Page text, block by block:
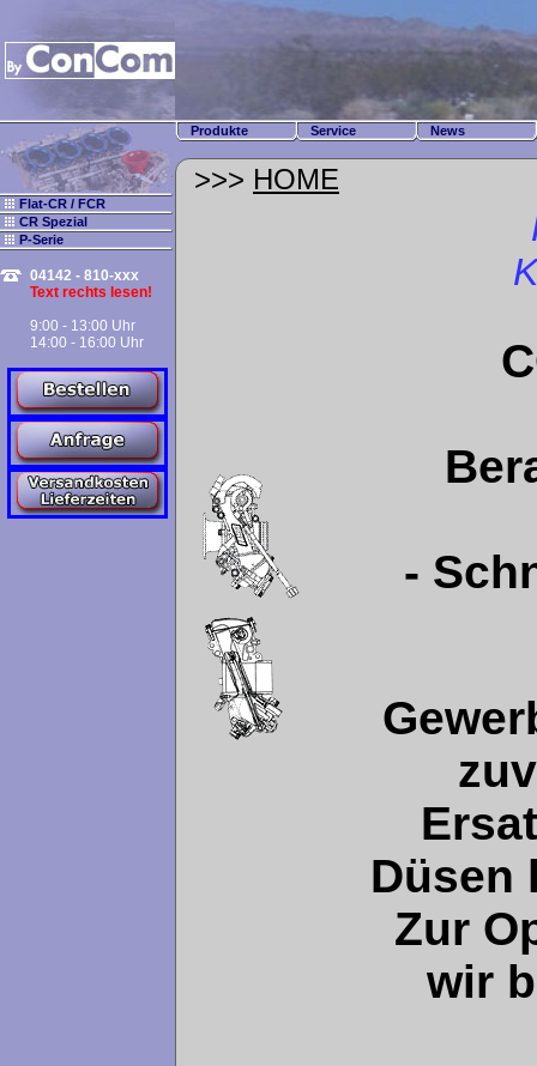
Flat-CR / FCR
CR Spezial
P-Serie
04142 - 810-xxx
Text rechts lesen!
9:00 - 13:00 Uhr
14:00 - 16:00 Uhr
Produkte Service News
>>> HOME
-
Düsen
Zur
wir